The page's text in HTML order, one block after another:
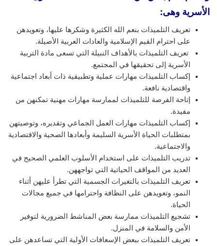
الأسرية وهى:
تعريف التلميذات بنعم الله الكثيرة وشكرها عليها، وتعويدهن
على احترام القيم الإسلامية والعادات العربية الأصيلة.
تعريف التلميذات بالأهداف النبيلة التي تسعى مادة التربية
الأسرية إلى تحقيقها في المجتمع.
إكساب التلميذات مهارات عملية وتطبيقية ذات أبعاد اجتماعية
واقتصادية نافعة.
إتاحة الفرصة للتلميذات لممارسة مهارات مهنية تمكنهن من
مفيدة.
إكساب التلميذات مهارات العمل الجماعي وتقديره، وتوصيتهن
بمتطلبات الحياة الأسرية السليمة وأبعادها الصحية والاقتصادية
والاجتماعية.
تدريب التلميذات على استخدام الأسلوب العلمي الصحيح في
العديد من المواقف الحياتية التي تواجههن.
تعريف التلميذات بالتغيرات الجسمية التي تطرأ عليهن أثناء
النمو، وتعويدهن على النظافة واحترامها في جميع مجالات
الحياة.
تشجيع التلميذات ممارسة بعض المناشط الضرورية لتوفير
الأمن والسلامة في المنزل.
تعريف التلميذات ببعض الإسعافات الأولية التي تساعدهن على